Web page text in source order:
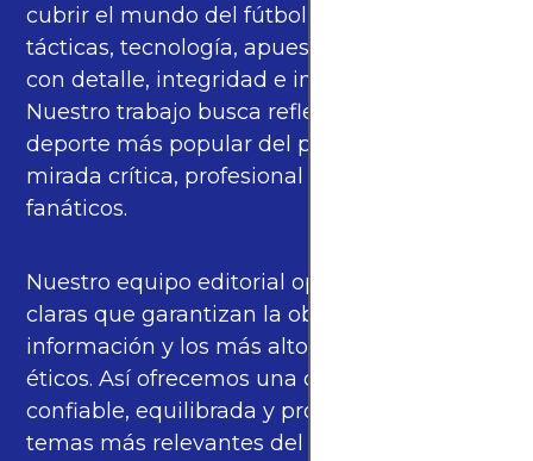
cubrir el mundo del fútbol —partidos,
tácticas, tecnología, apuestas y cultura—
con detalle, integridad e imparcialidad.
Nuestro trabajo busca reflejar la pasión del
deporte más popular del planeta con una
mirada crítica, profesional y cercana a los
fanáticos.
Nuestro equipo editorial opera bajo pautas
claras que garantizan la objetividad de la
información y los más altos estándares
éticos. Así ofrecemos una cobertura
confiable, equilibrada y propia sobre los
temas más relevantes del fútbol mundial y